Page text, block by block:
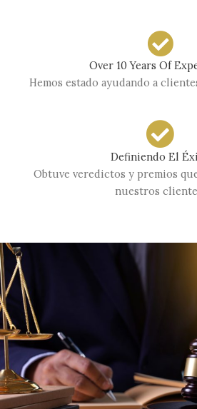
Over 10 Years Of
Hemos estado ayudando a
Definiendo El
Obtuve veredictos y premios
nuestros